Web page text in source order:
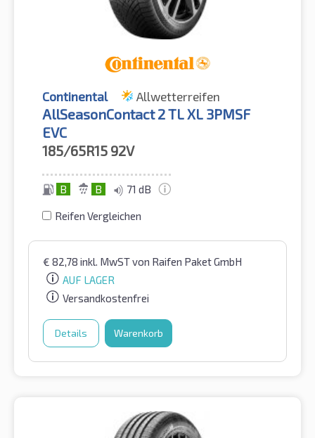
Continental Allwetterreifen
AllSeasonContact 2 TL XL 3PMSF
EVC
185/65R15 92V
B B 71 dB
Reifen Vergleichen
€ 82,78 inkl. MwSTvon Raifen Paket GmbH
AUF LAGER
Versandkostenfrei
Details Warenkorb